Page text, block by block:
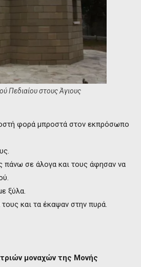
Πεδιαίου στους Άγιους
φορά μπροστά στον εκπρόσωπο
πάνω σε άλογα και τους άφησαν να
ξύλα.
και τα έκαψαν στην πυρά.
μοναχών της Μονής